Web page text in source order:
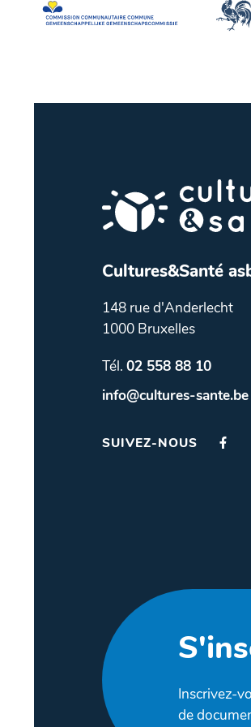
Cultures&Santé
148 rue d'Anderlecht
1000 Bruxelles
Tél. 02 558 88 10
info@cultures-sante.be
SUIVEZ-NOUS
Inscrivez-
de